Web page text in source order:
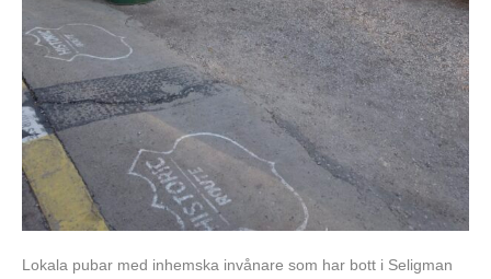
Lokala pubar med inhemska invånare som har bott i Seligman